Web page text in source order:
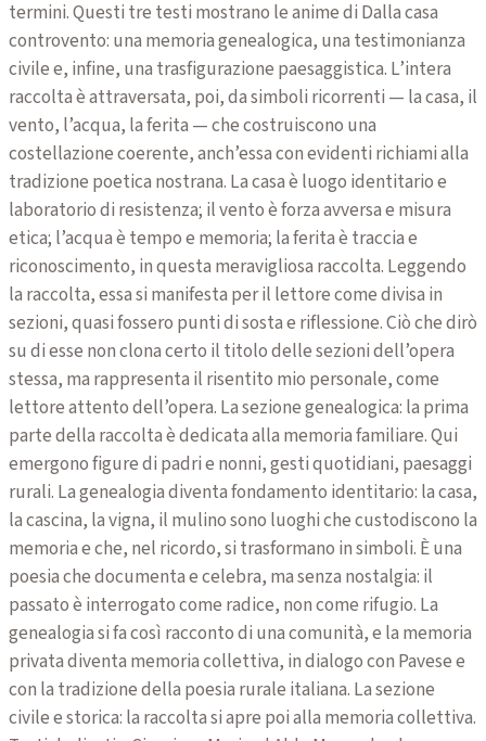
termini. Questi tre testi mostrano le anime di Dalla casa
controvento: una memoria genealogica, una testimonianza
civile e, infine, una trasfigurazione paesaggistica. L’intera
raccolta è attraversata, poi, da simboli ricorrenti — la casa, il
vento, l’acqua, la ferita — che costruiscono una
costellazione coerente, anch’essa con evidenti richiami alla
tradizione poetica nostrana. La casa è luogo identitario e
laboratorio di resistenza; il vento è forza avversa e misura
etica; l’acqua è tempo e memoria; la ferita è traccia e
riconoscimento, in questa meravigliosa raccolta. Leggendo
la raccolta, essa si manifesta per il lettore come divisa in
sezioni, quasi fossero punti di sosta e riflessione. Ciò che dirò
su di esse non clona certo il titolo delle sezioni dell’opera
stessa, ma rappresenta il risentito mio personale, come
lettore attento dell’opera. La sezione genealogica: la prima
parte della raccolta è dedicata alla memoria familiare. Qui
emergono figure di padri e nonni, gesti quotidiani, paesaggi
rurali. La genealogia diventa fondamento identitario: la casa,
la cascina, la vigna, il mulino sono luoghi che custodiscono la
memoria e che, nel ricordo, si trasformano in simboli. È una
poesia che documenta e celebra, ma senza nostalgia: il
passato è interrogato come radice, non come rifugio. La
genealogia si fa così racconto di una comunità, e la memoria
privata diventa memoria collettiva, in dialogo con Pavese e
con la tradizione della poesia rurale italiana. La sezione
civile e storica: la raccolta si apre poi alla memoria collettiva.